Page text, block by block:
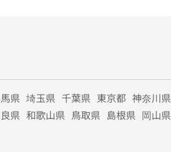
県 埼玉県 千葉県 東京都 神奈川県
県 和歌山県 鳥取県 島根県 岡山県